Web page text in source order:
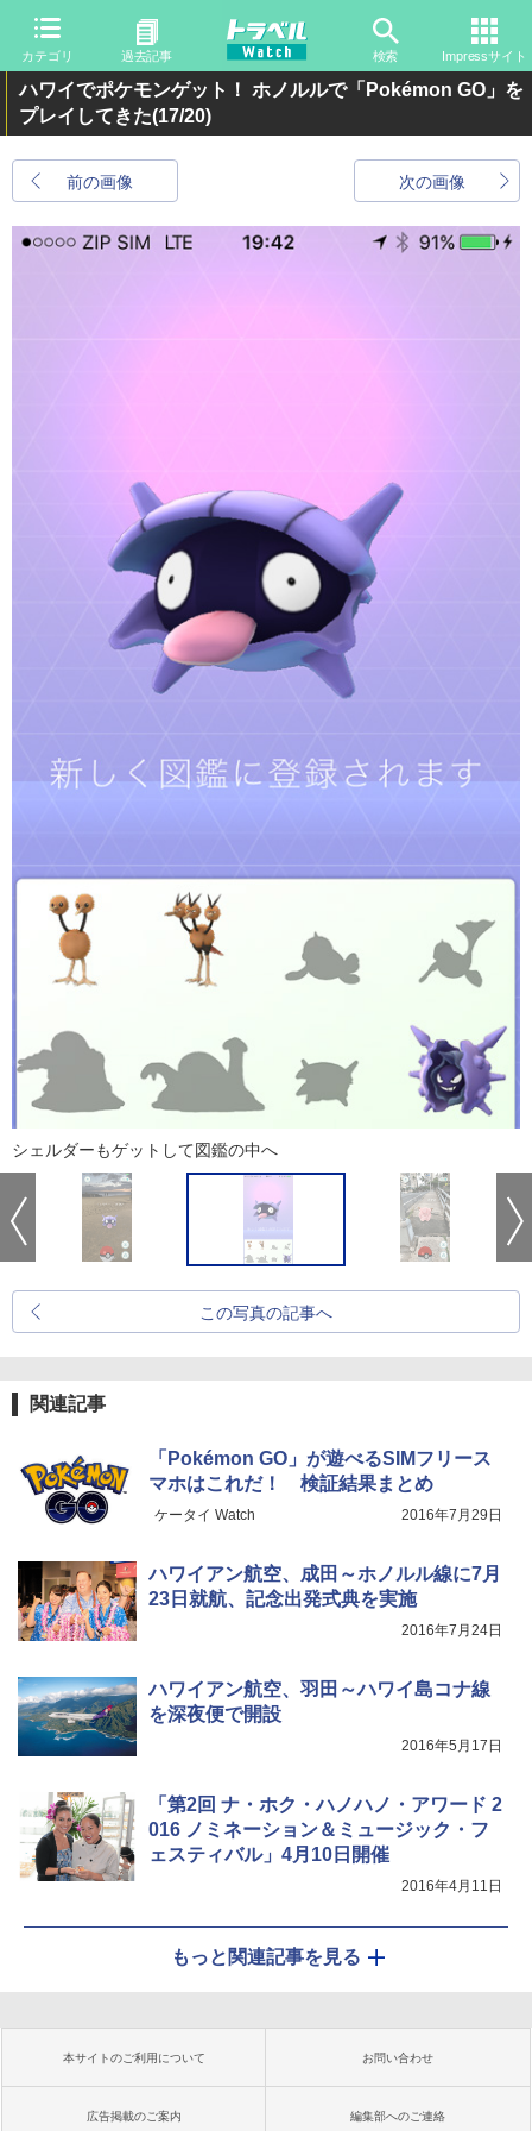
カテゴリ 過去記事 検索 Impressサイト
ハワイでポケモンゲット！ ホノルルで「Pokémon GO」を
プレイしてきた(17/20)
前の画像 次の画像
シェルダーもゲットして図鑑の中へ
この写真の記事へ
関連記事
「Pokémon GO」が遊べるSIMフリース
マホはこれだ！ 検証結果まとめ
ケータイ Watch 2016年7月29日
ハワイアン航空、成田～ホノルル線に7月
23日就航、記念出発式典を実施
2016年7月24日
ハワイアン航空、羽田～ハワイ島コナ線
を深夜便で開設
2016年5月17日
「第2回 ナ・ホク・ハノハノ・アワード 2
016 ノミネーション＆ミュージック・フ
ェスティバル」4月10日開催
2016年4月11日
もっと関連記事を見る
本サイトのご利用について お問い合わせ
広告掲載のご案内 編集部へのご連絡